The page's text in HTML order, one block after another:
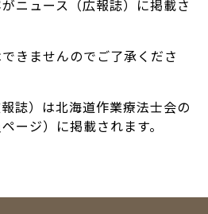
ニュース（広報誌）に掲載さ
きませんのでご了承くださ
誌）は北海道作業療法士会の
ージ）に掲載されます。